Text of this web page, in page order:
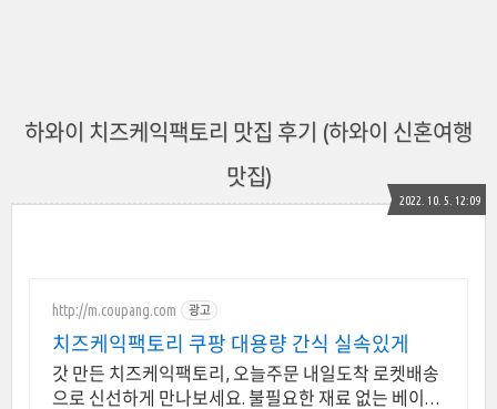
하와이 치즈케익팩토리 맛집 후기 (하와이 신혼여행
맛집)
2022. 10. 5. 12:09
http://m.coupang.com 광고
치즈케익팩토리 쿠팡 대용량 간식 실속있게
갓 만든 치즈케익팩토리, 오늘주문 내일도착 로켓배송
으로 신선하게 만나보세요. 불필요한 재료 없는 베이커